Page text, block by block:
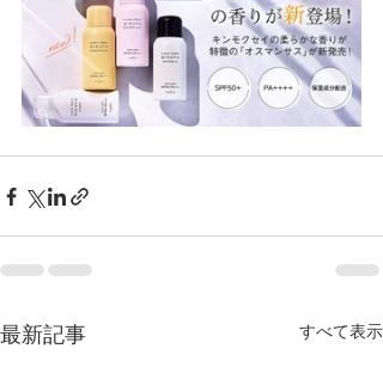
最新記事 すべて表示